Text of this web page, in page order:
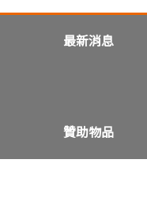
最新消息
贊助物品